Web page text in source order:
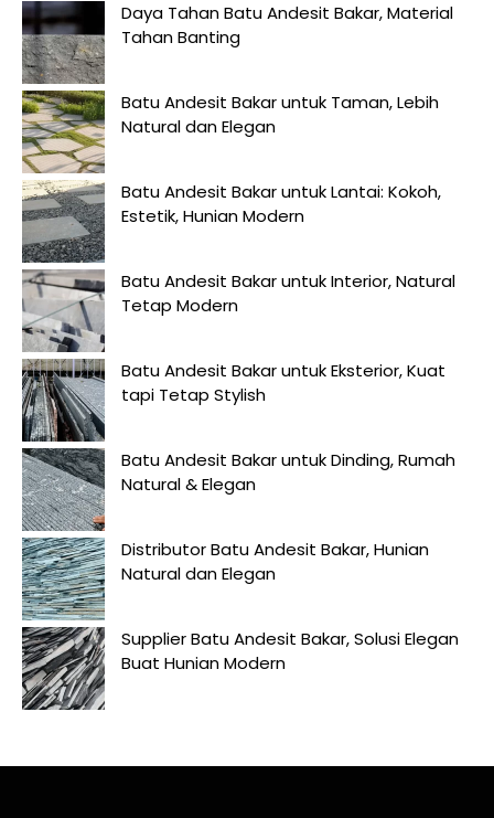
Daya Tahan Batu Andesit Bakar, Material
Tahan Banting
Batu Andesit Bakar untuk Taman, Lebih
Natural dan Elegan
Batu Andesit Bakar untuk Lantai: Kokoh,
Estetik, Hunian Modern
Batu Andesit Bakar untuk Interior, Natural
Tetap Modern
Batu Andesit Bakar untuk Eksterior, Kuat
tapi Tetap Stylish
Batu Andesit Bakar untuk Dinding, Rumah
Natural & Elegan
Distributor Batu Andesit Bakar, Hunian
Natural dan Elegan
Supplier Batu Andesit Bakar, Solusi Elegan
Buat Hunian Modern